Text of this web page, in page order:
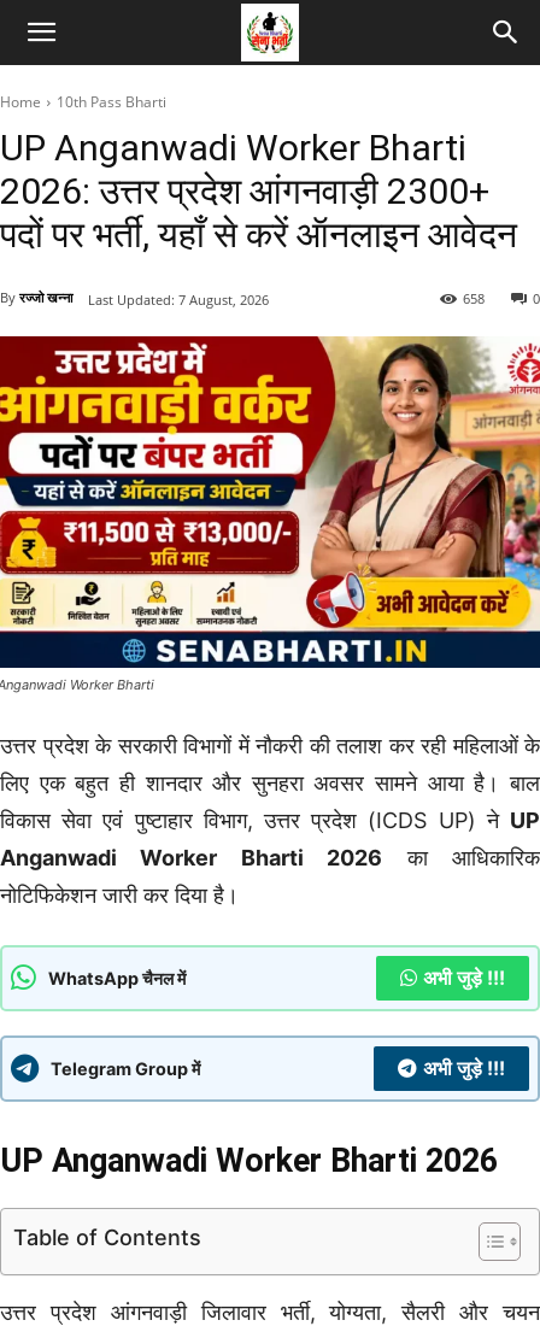
Home 10th Pass Bharti
UP Anganwadi Worker Bharti
2026: उत्तर प्रदेश आंगनवाड़ी 2300+
पदों पर भर्ती, यहाँ से करें ऑनलाइन आवेदन
By रज्जो खन्ना 0
658
Last Updated: 7 August, 2026
Worker Bharti
उत्तर प्रदेश के सरकारी विभागों में नौकरी की तलाश कर रही महिलाओं के
लिए एक बहुत ही शानदार और सुनहरा अवसर सामने आया है। बाल
विकास सेवा एवं पुष्टाहार विभाग, उत्तर प्रदेश (ICDS UP) ने UP
Anganwadi Worker Bharti 2026 का आधिकारिक
नोटिफिकेशन जारी कर दिया है।
WhatsApp चैनल में अभी जुड़े !!!
Telegram Group में अभी जुड़े !!!
UP Anganwadi Worker Bharti 2026
Table of Contents
उत्तर प्रदेश आंगनवाड़ी जिलावार भर्ती, योग्यता, सैलरी और चयन